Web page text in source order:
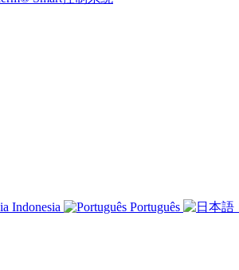
Indonesia Português